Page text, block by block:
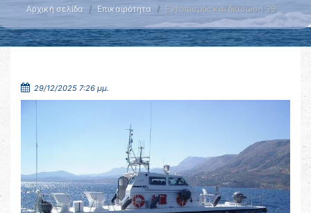
Αρχική σελίδα Επικαιρότητα Εντοπισμός και διάσωση 39 …
29/12/2025 7:26 μμ.